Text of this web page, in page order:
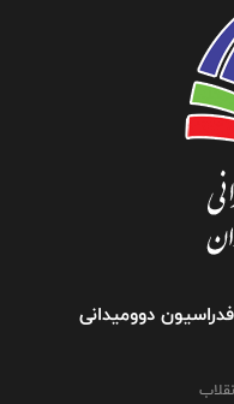
دوومیدانی